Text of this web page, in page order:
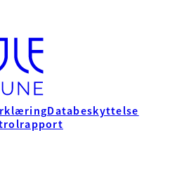
Databeskyttelse